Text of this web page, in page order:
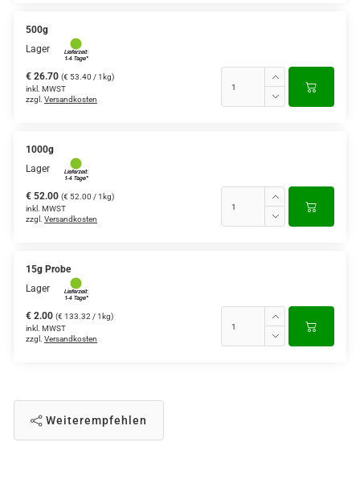
500g
Lager
€ 26.70 (€ 53.40 / 1kg)
inkl. MWST
zzgl. Versandkosten
1000g
Lager
€ 52.00 (€ 52.00 / 1kg)
inkl. MWST
zzgl. Versandkosten
15g Probe
Lager
€ 2.00 (€ 133.32 / 1kg)
inkl. MWST
zzgl. Versandkosten
Weiterempfehlen